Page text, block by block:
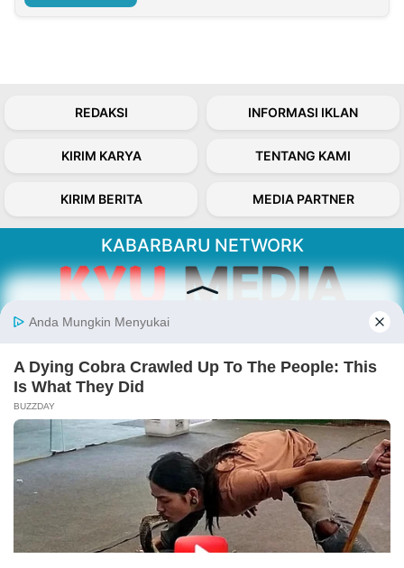
REDAKSI INFORMASI IKLAN
KIRIM KARYA TENTANG KAMI
KIRIM BERITA MEDIA PARTNER
KABARBARU NETWORK
Kabarbaru.co menyajikan berita aktual dan
inspiratif dari sudut pandang berbaik sangka
Follow Kabarbaru